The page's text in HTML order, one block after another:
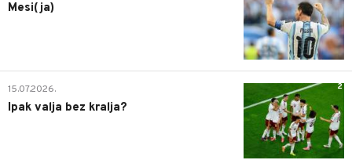
Mesi(ja)
2
15.07.2026.
Ipak valja bez kralja?